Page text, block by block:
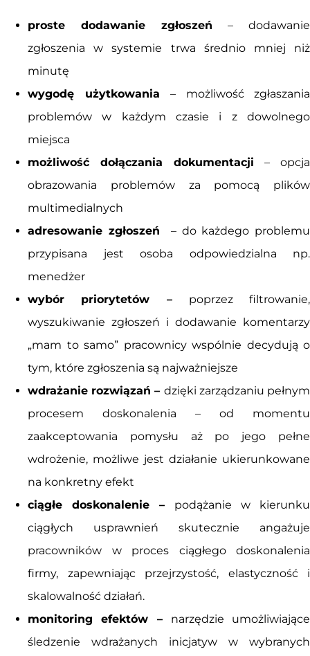
proste dodawanie zgłoszeń– dodawanie
zgłoszenia w systemie trwa średnio mniej niż
minutę
wygodę użytkowania – możliwość zgłaszania
problemów w każdym czasie i z dowolnego
miejsca
możliwość dołączania dokumentacji– opcja
obrazowania problemów za pomocą plików
multimedialnych
adresowanie zgłoszeń
– do każdego problemu
przypisana jest osoba odpowiedzialna np.
menedżer
wybór priorytetów – poprzez filtrowanie,
wyszukiwanie zgłoszeń i dodawanie komentarzy
„mam to samo” pracownicy wspólnie decydują o
tym, które zgłoszenia są najważniejsze
wdrażanie rozwiązań – dzięki zarządzaniu pełnym
procesem doskonalenia – od momentu
zaakceptowania pomysłu aż po jego pełne
wdrożenie, możliwe jest działanie ukierunkowane
na konkretny efekt
ciągłe doskonalenie – podążanie w kierunku
ciągłych usprawnień skutecznie angażuje
pracowników w proces ciągłego doskonalenia
firmy, zapewniając przejrzystość, elastyczność i
skalowalność działań.
monitoring efektów – narzędzie umożliwiające
śledzenie wdrażanych inicjatyw w wybranych